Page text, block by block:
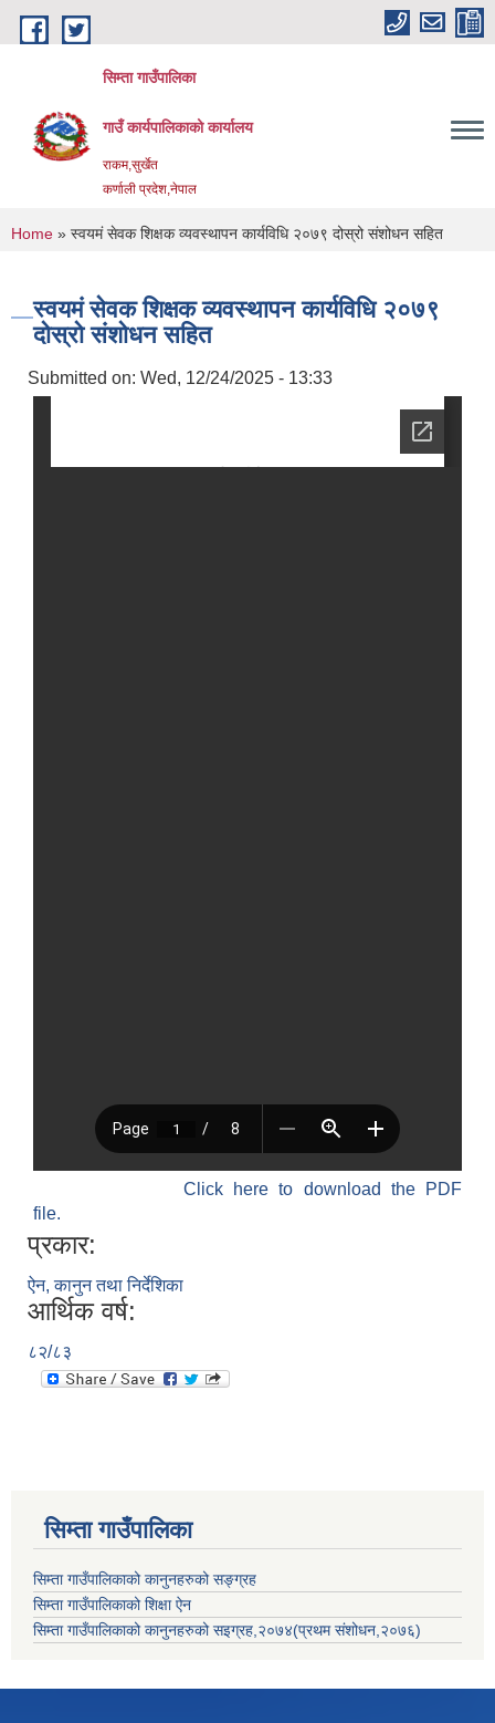
Skip to main content
सिम्ता गाउँपालिका
गाउँ कार्यपालिकाको कार्यालय
राकम,सुर्खेत
कर्णाली प्रदेश,नेपाल
You are here
Home » स्वयमं सेवक शिक्षक व्यवस्थापन कार्यविधि २०७९ दोस्रो संशोधन सहित
स्वयमं सेवक शिक्षक व्यवस्थापन कार्यविधि २०७९
दोस्रो संशोधन सहित
Submitted on: Wed, 12/24/2025 - 13:33
Click here to download the PDF
file.
प्रकार:
ऐन, कानुन तथा निर्देशिका
आर्थिक वर्ष:
८२/८३
सिम्ता गाउँपालिका
सिम्ता गाउँपालिकाको कानुनहरुको सङ्ग्रह
सिम्ता गाउँपालिकाको शिक्षा ऐन
सिम्ता गाउँपालिकाको कानुनहरुको सइग्रह,२०७४(प्रथम संशोधन,२०७६)